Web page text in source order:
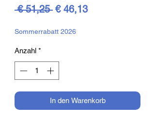
€ 51,25 Standardpreis
€ 46,13Sale-
Sommerrabatt 2026
Anzahl *
In den Warenkorb